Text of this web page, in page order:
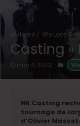
Home / We Love
Casting «
mai 4, 2023
NK Casting
tournage de
d’Olivier